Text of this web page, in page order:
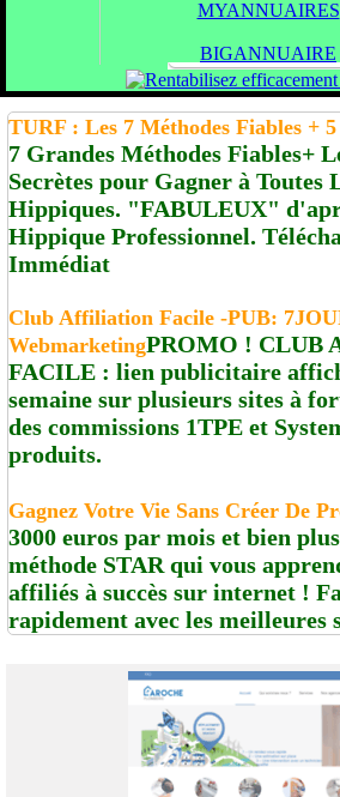
MYANNUAIRES
BIGANNUAIRE
TURF : Les 7 Méthodes Fiables + 5
7 Grandes Méthodes Fiables+
Secrètes pour Gagner à Toutes
Hippiques. "FABULEUX"
Hippique Professionnel.
Immédiat
Club Affiliation Facile -PUB:
WebmarketingPROMO ! CLUB
FACILE : lien publicitaire
semaine sur plusieurs sites à
des commissions 1TPE et
produits.
Gagnez Votre Vie Sans Créer De
3000 euros par mois et bien
méthode STAR qui vous
affiliés à succès sur internet !
rapidement avec les meilleures